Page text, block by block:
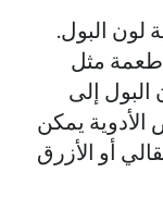
لون البول.
مثل
البول إلى
الأدوية يمكن
أو الأزرق